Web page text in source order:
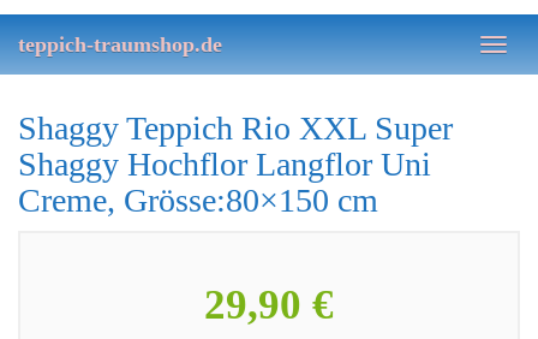
Toggle
teppich-traumshop.de
Shaggy Teppich Rio XXL Super
Shaggy Hochflor Langflor Uni
Creme, Grösse:80×150 cm
29,90 €